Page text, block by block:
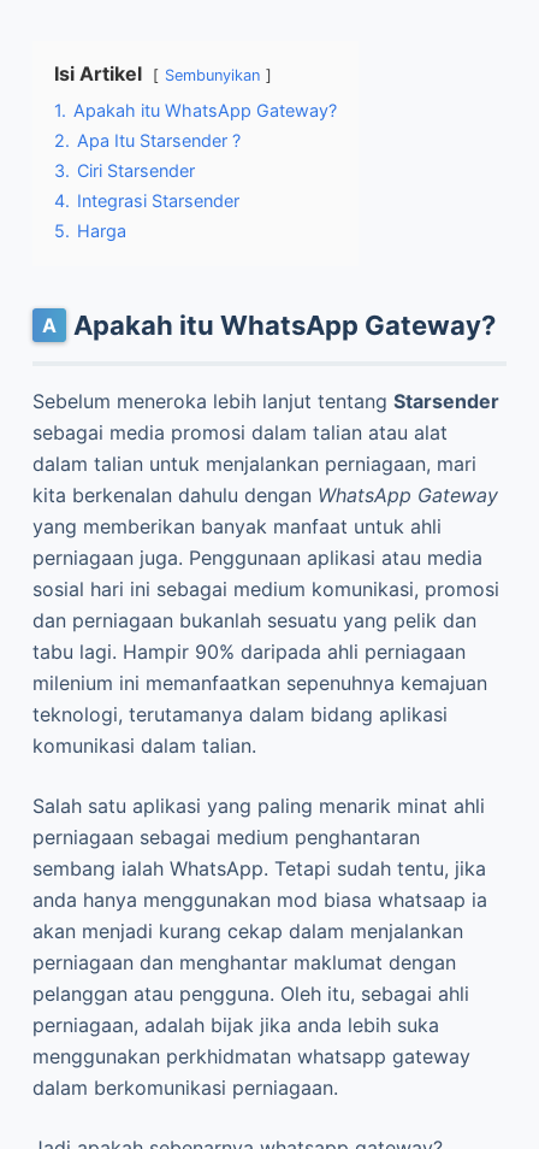
Isi Artikel Sembunyikan
1. Apakah itu WhatsApp Gateway?
2. Apa Itu Starsender ?
3. Ciri Starsender
4. Integrasi Starsender
5. Harga
Apakah itu WhatsApp Gateway?
Sebelum meneroka lebih lanjut tentang Starsender
sebagai media promosi dalam talian atau alat
dalam talian untuk menjalankan perniagaan, mari
kita berkenalan dahulu dengan WhatsApp Gateway
yang memberikan banyak manfaat untuk ahli
perniagaan juga. Penggunaan aplikasi atau media
sosial hari ini sebagai medium komunikasi, promosi
dan perniagaan bukanlah sesuatu yang pelik dan
tabu lagi. Hampir 90% daripada ahli perniagaan
milenium ini memanfaatkan sepenuhnya kemajuan
teknologi, terutamanya dalam bidang aplikasi
komunikasi dalam talian.
Salah satu aplikasi yang paling menarik minat ahli
perniagaan sebagai medium penghantaran
sembang ialah WhatsApp. Tetapi sudah tentu, jika
anda hanya menggunakan mod biasa whatsaap ia
akan menjadi kurang cekap dalam menjalankan
perniagaan dan menghantar maklumat dengan
pelanggan atau pengguna. Oleh itu, sebagai ahli
perniagaan, adalah bijak jika anda lebih suka
menggunakan perkhidmatan whatsapp gateway
dalam berkomunikasi perniagaan.